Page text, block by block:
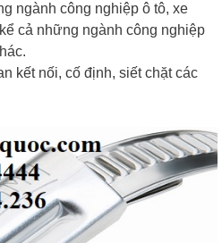
ngành công nghiệp ô tô, xe
cả những ngành công nghiệp
kết nối, cố định, siết chặt các